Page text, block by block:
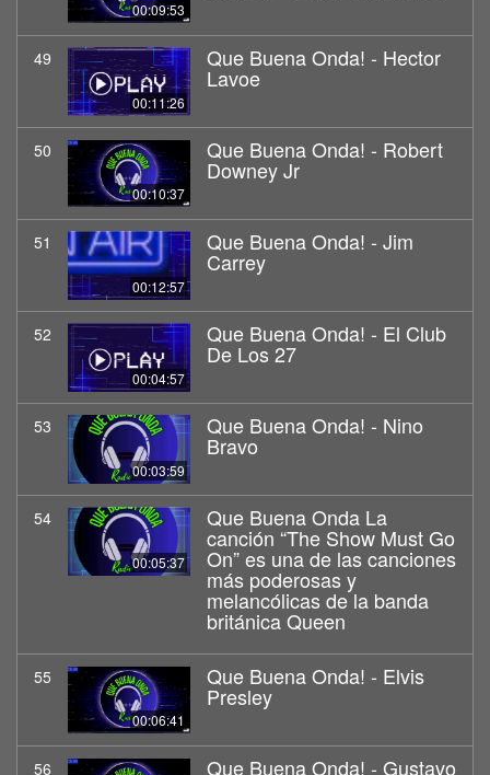
00:09:53
49
00:11:26
Que Buena Onda! - Hector
Lavoe
50
00:10:37
Que Buena Onda! - Robert
Downey Jr
51
00:12:57
Que Buena Onda! - Jim
Carrey
52
00:04:57
Que Buena Onda! - El Club
De Los 27
53
00:03:59
Que Buena Onda! - Nino
Bravo
54
00:05:37
Que Buena Onda La
canción “The Show Must Go
On” es una de las canciones
más poderosas y
melancólicas de la banda
británica Queen
55
00:06:41
Que Buena Onda! - Elvis
Presley
56 Que Buena Onda! - Gustavo